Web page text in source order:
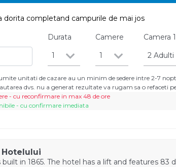
dorita completand campurile de mai jos
Durata
1
Camere
1
Camera1
2 Adulti
unitati de cazare au un minim de sedere intre 2-7
dvs. nu a generat rezultate va rugam sa o refaceti
- cu reconfirmare in max 48 de ore
- cu confirmare imediata
in 1865. The hotel has a lift and features 83